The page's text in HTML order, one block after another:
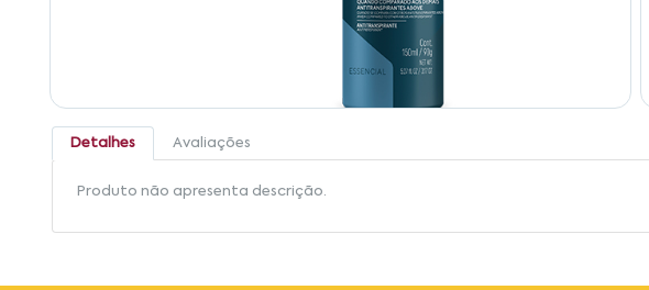
Detalhes Avaliações
Produto não apresenta descrição.